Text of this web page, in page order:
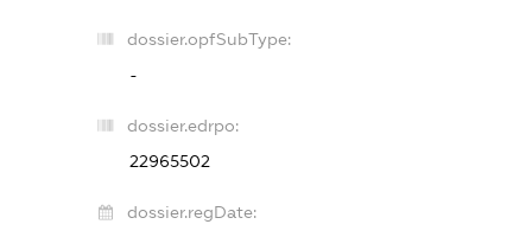
dossier.opfSubType:
-
dossier.edrpo:
22965502
dossier.regDate: